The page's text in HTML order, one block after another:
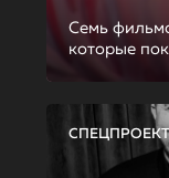
Семь
которые
СПЕЦПРОЕКТ